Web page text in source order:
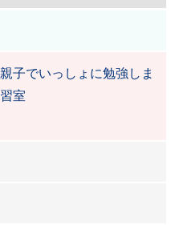
子でいっしょに勉強しま
室